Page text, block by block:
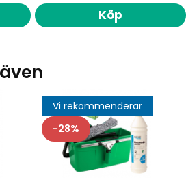
Köp
Vi rekommenderar
28